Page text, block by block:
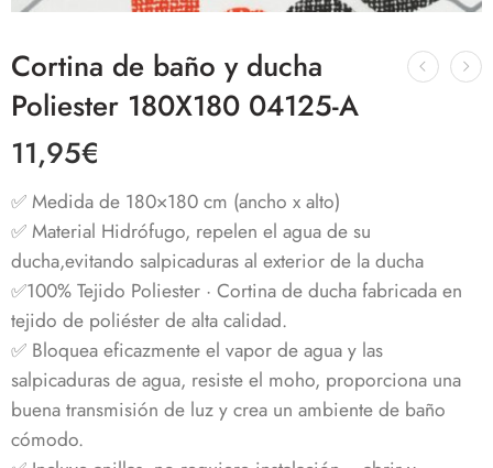
Cortina de baño y ducha
Poliester 180X180 04125-A
11,95€
✅ Medida de 180×180 cm (ancho x alto)
✅ Material Hidrófugo, repelen el agua de su
ducha,evitando salpicaduras al exterior de la ducha
✅100% Tejido Poliester · Cortina de ducha fabricada en
tejido de poliéster de alta calidad.
✅ Bloquea eficazmente el vapor de agua y las
salpicaduras de agua, resiste el moho, proporciona una
buena transmisión de luz y crea un ambiente de baño
cómodo.